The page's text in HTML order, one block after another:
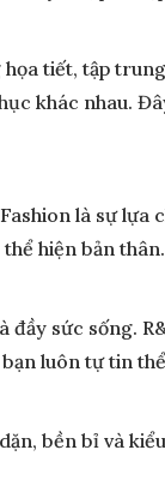
tiết, tập
khác nhau.
là sự
hiện bản thân.
sức sống.
luôn tự tin
bền bỉ và